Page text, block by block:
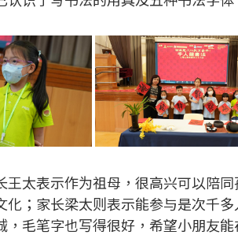
王太表示作为祖母，很高兴可以陪
化；家长梁太则表示能参与是次千
，毛笔字也写得很好，希望小朋友